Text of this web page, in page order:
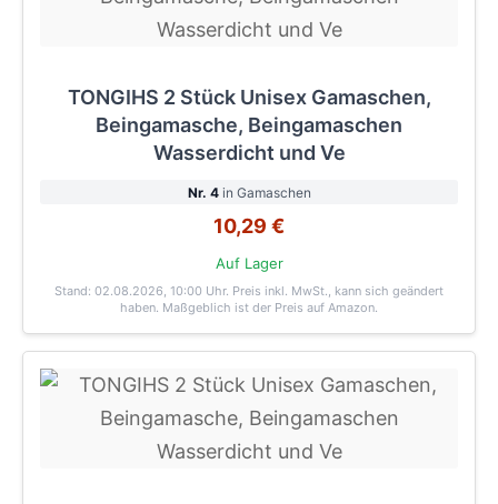
TONGIHS 2 Stück Unisex Gamaschen,
Beingamasche, Beingamaschen
Wasserdicht und Ve
Nr. 4in Gamaschen
10,29 €
Auf Lager
Stand: 02.08.2026, 10:00 Uhr. Preis inkl. MwSt., kann sich geändert
haben. Maßgeblich ist der Preis auf Amazon.